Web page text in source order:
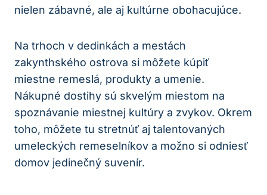
nielen zábavné, ale aj kultúrne obohacujúce.
Na trhoch v dedinkách a mestách
zakynthského ostrova si môžete kúpiť
miestne remeslá, produkty a umenie.
Nákupné dostihy sú skvelým miestom na
spoznávanie miestnej kultúry a zvykov. Okrem
toho, môžete tu stretnúť aj talentovaných
umeleckých remeselníkov a možno si odniesť
domov jedinečný suvenír.